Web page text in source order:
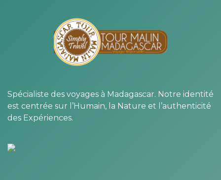
Spécialiste des voyages à Madagascar. Notre identité
est centrée sur l’Humain, la Nature et l’authenticité
des Expériences.